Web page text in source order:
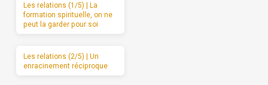
Les relations (1/5) | La
formation spirituelle, on ne
peut la garder pour soi
Les relations (2/5) | Un
enracinement réciproque